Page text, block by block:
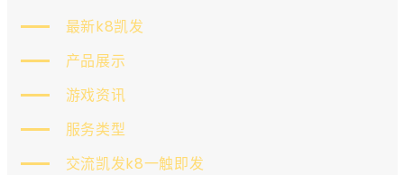
最新k8凯发
产品展示
游戏资讯
服务类型
交流凯发k8一触即发